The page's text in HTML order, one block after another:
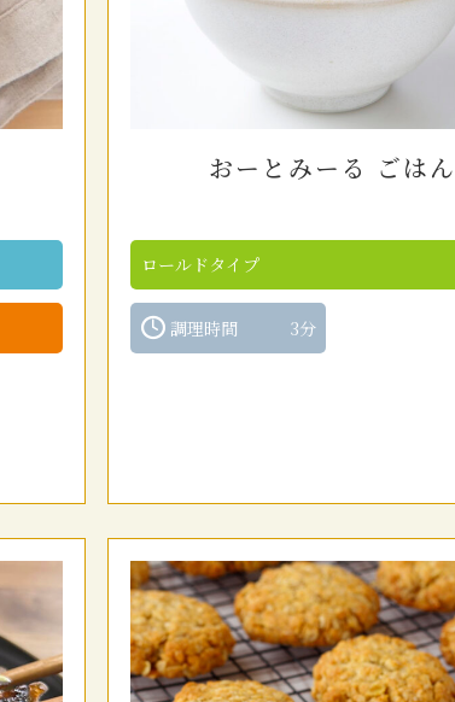
おーとみーる ごはん
ロールドタイプ
調理時間 3分